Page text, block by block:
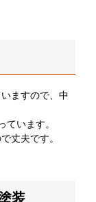
ますので、中
ています。
丈夫です。
装